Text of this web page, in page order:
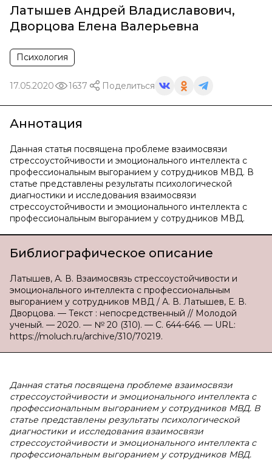
Латышев Андрей Владиславович,
Дворцова Елена Валерьевна
Психология
17.05.2020 1637 Поделиться
Аннотация
Данная статья посвящена проблеме взаимосвязи
стрессоустойчивости и эмоционального интеллекта с
профессиональным выгоранием у сотрудников МВД. В
статье представлены результаты психологической
диагностики и исследования взаимосвязи
стрессоустойчивости и эмоционального интеллекта с
профессиональным выгоранием у сотрудников МВД.
Библиографическое описание
Латышев, А. В. Взаимосвязь стрессоустойчивости и
эмоционального интеллекта с профессиональным
выгоранием у сотрудников МВД / А. В. Латышев, Е. В.
Дворцова. — Текст : непосредственный // Молодой
ученый. — 2020. — № 20 (310). — С. 644-646. — URL:
https://moluch.ru/archive/310/70219.
Данная статья посвящена проблеме взаимосвязи
стрессоустойчивости и эмоционального интеллекта с
профессиональным выгоранием у сотрудников МВД. В
статье представлены результаты психологической
диагностики и исследования взаимосвязи
стрессоустойчивости и эмоционального интеллекта с
профессиональным выгоранием у сотрудников МВД.